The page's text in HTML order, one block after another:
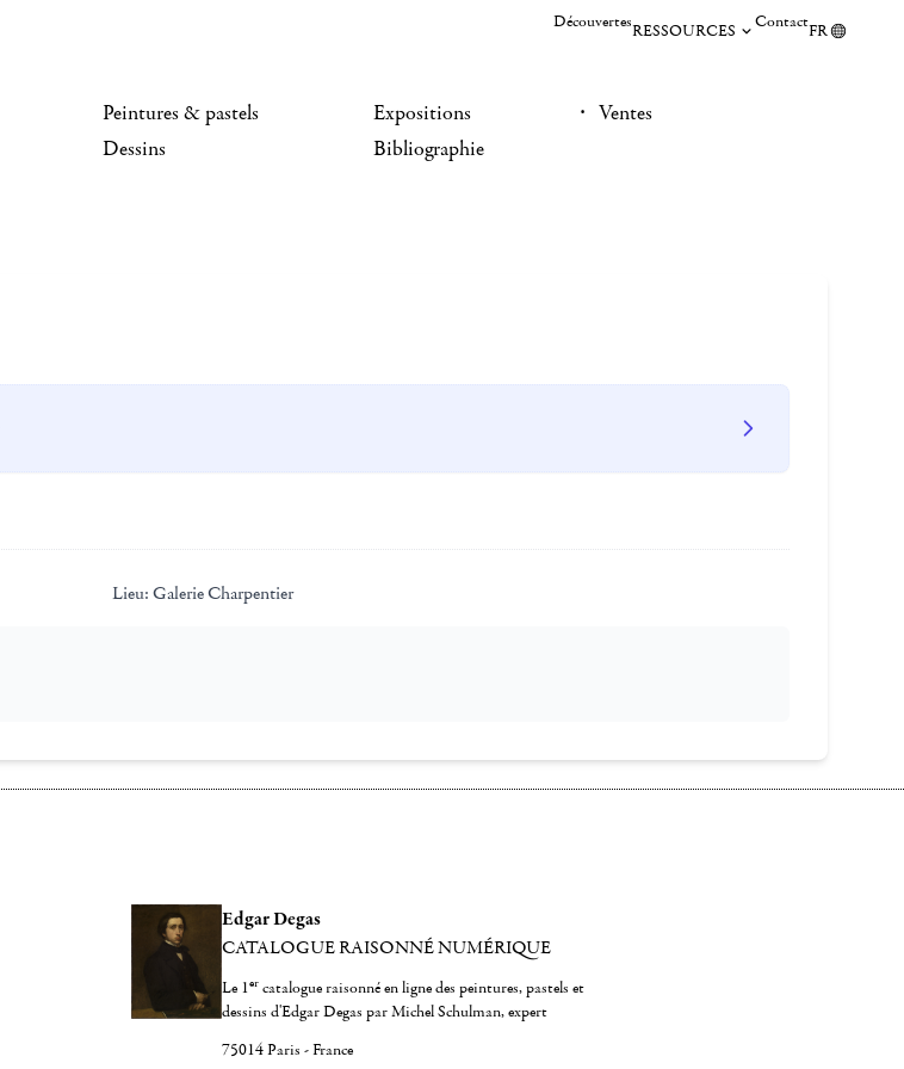
DécouvertesRESSOURCES ContactFR
Peintures & pastels
Dessins
Expositions
Bibliographie
Ventes
Lieu: Galerie Charpentier
Edgar Degas
CATALOGUE RAISONNÉ NUMÉRIQUE
Le 1er catalogue raisonné en ligne des peintures, pastels et
dessins d'Edgar Degas par Michel Schulman, expert
75014 Paris - France